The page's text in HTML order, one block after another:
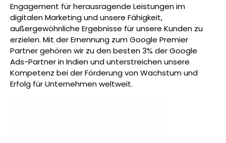
Engagement für herausragende Leistungen im
digitalen Marketing und unsere Fähigkeit,
außergewöhnliche Ergebnisse für unsere Kunden zu
erzielen. Mit der Ernennung zum Google Premier
Partner gehören wir zu den besten 3% der Google
Ads-Partner in Indien und unterstreichen unsere
Kompetenz bei der Förderung von Wachstum und
Erfolg für Unternehmen weltweit.